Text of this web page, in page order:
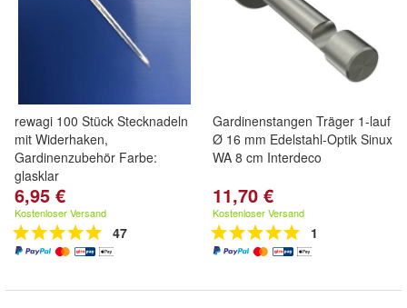
rewagi 100 Stück Stecknadeln
mit Widerhaken,
Gardinenzubehör Farbe:
glasklar
6,95 €
Kostenloser Versand
47
Gardinenstangen Träger 1-lauf
Ø 16 mm Edelstahl-Optik Sinux
WA 8 cm Interdeco
11,70 €
Kostenloser Versand
1